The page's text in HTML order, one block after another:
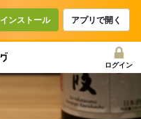
インストール アプリで開く
ログイン